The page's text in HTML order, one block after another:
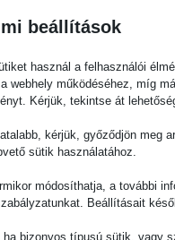
környékén épült. A
beállítások
használ a felhasználói
webhely működéséhez, míg
Kérjük, tekintse át
kérjük, győződjön meg
sütik használatához.
módosíthatja, a további
Beállításait
ha bizonyos típusú sütik, vagy